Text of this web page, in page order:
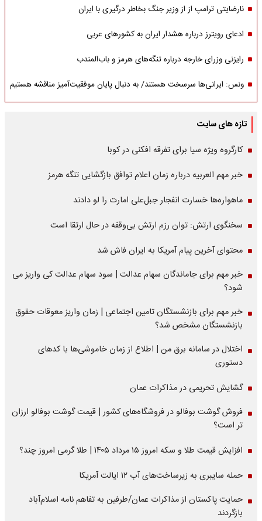
نارضایتی ترامپ از از وزیر جنگ بخاطر درگیری با ایران
ادعای رویترز درباره هشدار ایران به کشورهای عربی
رایزنی وزرای خارجه درباره تنگه‌های هرمز و باب‌المندب
ونس: ایرانی‌ها سرسخت هستند/ به دنبال پایان موفقیت‌آمیز مناقشه هستیم
تازه های سایت
کارگروه ویژه سیا برای تفرقه افکنی در کوبا
خبر مهم العربیه درباره زمان اعلام توافق بازگشایی تنگه هرمز
ماهواره‌‌ها خسارت انفجار جبل‌علی امارت را لو دادند
سخنگوی ارتش: توان رزم ارتش بی‌وقفه در حال ارتقا است
محتوای آخرین پیام آمریکا به ایران فاش شد
خبر مهم برای جاماندگان سهام عدالت | سود سهام عدالت کی واریز می
شود؟
خبر مهم برای بازنشستگان تامین اجتماعی | زمان واریز معوقات حقوق
بازنشستگان مشخص شد؟
اختلال در سامانه برق من | اطلاع از زمان خاموشی‌ها با کدهای
دستوری
گشایش تحریمی در مذاکرات عمان
فروش گوشت بوفالو در فروشگاه‌های کشور | قیمت گوشت بوفالو ارزان
تر است؟
افزایش قیمت طلا و سکه امروز ۱۵ مرداد ۱۴۰۵ | طلا گرمی امروز چند؟
حمله سایبری به زیرساخت‌های آب ۱۲ ایالت آمریکا
حمایت پاکستان از مذاکرات عمان/طرفین به تفاهم نامه اسلام‌آباد
بازگردند